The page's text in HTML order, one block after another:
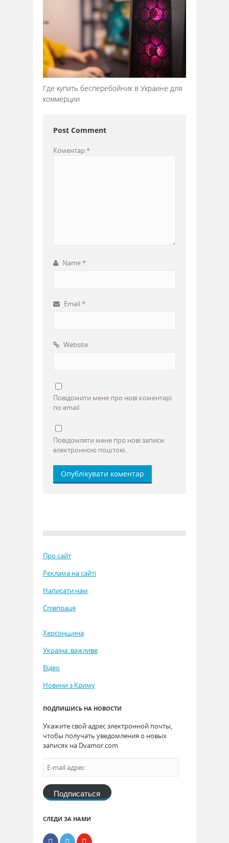
Где купить бесперебойник в Украине для
коммерции
Post Comment
Коментар*
Name*
Email *
Website
Повідомити мене про нові коментарі
по email.
Повідомляти мене про нові записи
електронною поштою.
Про сайт
Реклама на сайті
Написати нам
Співпраця
Херсонщина
Україна: важливе
Відео
Новини з Криму
ПОДПИШИСЬ НА НОВОСТИ
Укажите свой адрес электронной почты,
чтобы получать уведомления о новых
записях на Dvamor.com
Подписаться
СЛЕДИ ЗА НАМИ